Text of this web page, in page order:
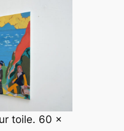
toile. 60 x